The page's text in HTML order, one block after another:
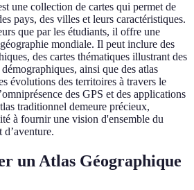
une collection de cartes qui permet de
pays, des villes et leurs caractéristiques.
que par les étudiants, il offre une
mondiale. Il peut inclure des
des cartes thématiques illustrant des
ainsi que des atlas
évolutions des territoires à travers le
des GPS et des applications
traditionnel demeure précieux,
à fournir une vision d'ensemble du
d’aventure.
un Atlas Géographique